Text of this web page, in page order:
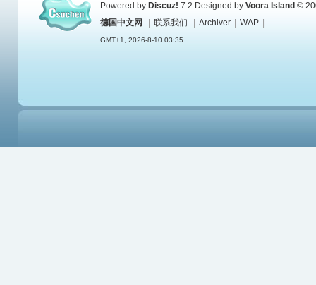
Powered by Discuz! 7.2 Designed by Voora Island ©
德国中文网
联系我们 Archiver WAP
GMT+1, 2026-8-10 03:35.